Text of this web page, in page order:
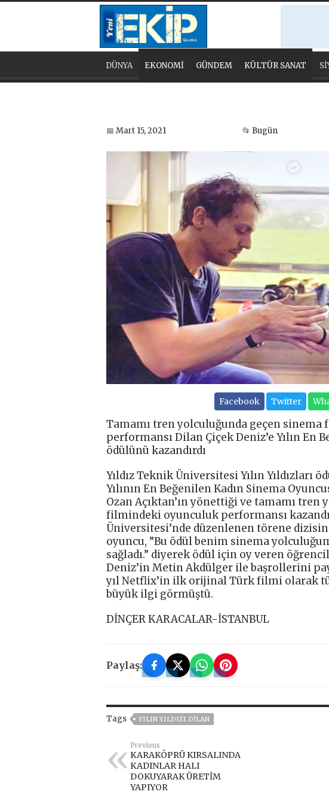
DÜNYA EKONOMİ GÜNDEM KÜLTÜR SANAT
📅 Mart 15, 2021 📂 Bugün
Facebook Twitter
Tamamı tren yolculuğunda geçen sinema
performansı Dilan Çiçek Deniz’e Yılın En
ödülünü kazandırdı
Yıldız Teknik Üniversitesi Yılın Yıldızları
Yılının En Beğenilen Kadın Sinema
Ozan Açıktan’ın yönettiği ve tamamı tren
filmindeki oyunculuk performansı
Üniversitesi’nde düzenlenen törene
oyuncu, ”Bu ödül benim sinema
sağladı.” diyerek ödül için oy veren
Deniz’in Metin Akdülger ile başrollerini
yıl Netflix’in ilk orijinal Türk filmi olarak
büyük ilgi görmüştü.
DİNÇER KARACALAR-İSTANBUL
Paylaş:
Tags YILIN YILDIZI DILAN
Previous
KARAKÖPRÜ KIRSALINDA
KADINLAR HALI
DOKUYARAK ÜRETİM
YAPIYOR